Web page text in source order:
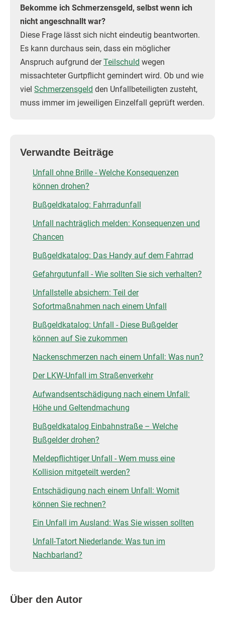
Bekomme ich Schmerzensgeld, selbst wenn ich
nicht angeschnallt war?
Diese Frage lässt sich nicht eindeutig beantworten.
Es kann durchaus sein, dass ein möglicher
Anspruch aufgrund derTeilschuld wegen
missachteter Gurtpflicht gemindert wird. Ob und wie
viel Schmerzensgeld den Unfallbeteiligten zusteht,
muss immer im jeweiligen Einzelfall geprüft werden.
Verwandte Beiträge
Unfall ohne Brille - Welche Konsequenzen
können drohen?
Bußgeldkatalog: Fahrradunfall
Unfall nachträglich melden: Konsequenzen und
Chancen
Bußgeldkatalog: Das Handy auf dem Fahrrad
Gefahrgutunfall - Wie sollten Sie sich verhalten?
Unfallstelle absichern: Teil der
Sofortmaßnahmen nach einem Unfall
Bußgeldkatalog: Unfall - Diese Bußgelder
können auf Sie zukommen
Nackenschmerzen nach einem Unfall: Was nun?
Der LKW-Unfall im Straßenverkehr
Aufwandsentschädigung nach einem Unfall:
Höhe und Geltendmachung
Bußgeldkatalog Einbahnstraße – Welche
Bußgelder drohen?
Meldepflichtiger Unfall - Wem muss eine
Kollision mitgeteilt werden?
Entschädigung nach einem Unfall: Womit
können Sie rechnen?
Ein Unfall im Ausland: Was Sie wissen sollten
Unfall-Tatort Niederlande: Was tun im
Nachbarland?
Über den Autor